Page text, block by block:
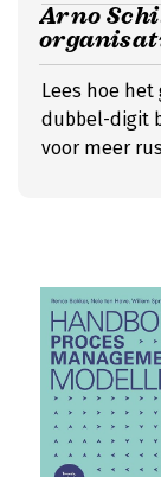
Arno
Lees hoe het
dubbel-digit
voor meer